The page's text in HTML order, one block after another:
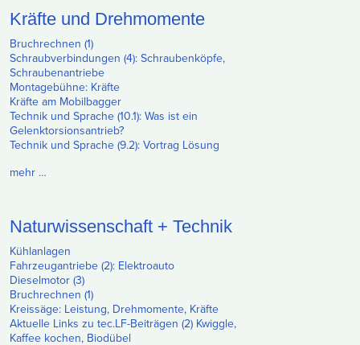
Kräfte und Drehmomente
Bruchrechnen (1)
Schraubverbindungen (4): Schraubenköpfe,
Schraubenantriebe
Montagebühne: Kräfte
Kräfte am Mobilbagger
Technik und Sprache (10.1): Was ist ein
Gelenktorsionsantrieb?
Technik und Sprache (9.2): Vortrag Lösung
mehr …
Naturwissenschaft + Technik
Kühlanlagen
Fahrzeugantriebe (2): Elektroauto
Dieselmotor (3)
Bruchrechnen (1)
Kreissäge: Leistung, Drehmomente, Kräfte
Aktuelle Links zu tec.LF-Beiträgen (2) Kwiggle,
Kaffee kochen, Biodübel